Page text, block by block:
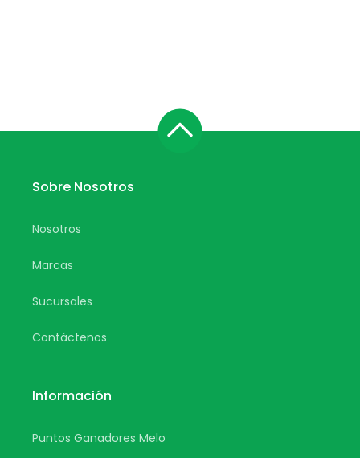
Sobre Nosotros
Nosotros
Marcas
Sucursales
Contáctenos
Información
Puntos Ganadores Melo